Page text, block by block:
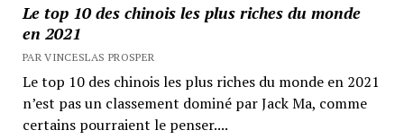
Le top 10 des chinois les plus riches du monde
en 2021
PAR VINCESLAS PROSPER
Le top 10 des chinois les plus riches du monde en 2021
n’est pas un classement dominé par Jack Ma, comme
certains pourraient le penser....